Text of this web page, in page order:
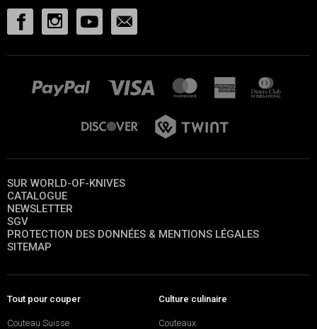
SUR WORLD-OF-KNIVES
CATALOGUE
NEWSLETTER
SGV
PROTECTION DES DONNÉES & MENTIONS LÉGALES
SITEMAP
Tout pour couper
Couteau Suisse
Culture culinaire
Couteaux